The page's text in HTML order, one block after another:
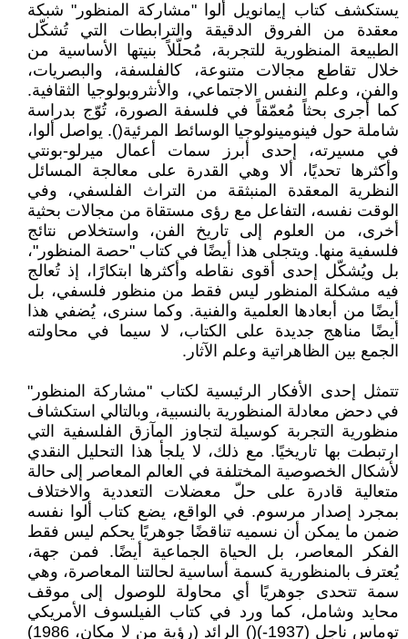
يستكشف كتاب إيمانويل ألوا "مشاركة المنظور" شبكة
معقدة من الفروق الدقيقة والترابطات التي تُشكّل
الطبيعة المنظورية للتجربة، مُحلّلاً بنيتها الأساسية من
خلال تقاطع مجالات متنوعة، كالفلسفة، والبصريات،
والفن، وعلم النفس الاجتماعي، والأنثروبولوجيا الثقافية.
كما أجرى بحثاً مُعمّقاً في فلسفة الصورة، تُوّج بدراسة
شاملة حول فينومينولوجيا الوسائط المرئية(). يواصل ألوا،
في مسيرته، إحدى أبرز سمات أعمال ميرلو-بونتي
وأكثرها تحديًا، ألا وهي القدرة على معالجة المسائل
النظرية المعقدة المنبثقة من التراث الفلسفي، وفي
الوقت نفسه، التفاعل مع رؤى مستقاة من مجالات بحثية
أخرى، من العلوم إلى تاريخ الفن، واستخلاص نتائج
فلسفية منها. ويتجلى هذا أيضًا في كتاب "حصة المنظور"،
بل ويُشكّل إحدى أقوى نقاطه وأكثرها ابتكارًا، إذ تُعالج
فيه مشكلة المنظور ليس فقط من منظور فلسفي، بل
أيضًا من أبعادها العلمية والفنية. وكما سنرى، يُضفي هذا
أيضًا مناهج جديدة على الكتاب، لا سيما في محاولته
الجمع بين الظاهراتية وعلم الآثار.
تتمثل إحدى الأفكار الرئيسية لكتاب "مشاركة المنظور"
في دحض معادلة المنظورية بالنسبية، وبالتالي استكشاف
منظورية التجربة كوسيلة لتجاوز المآزق الفلسفية التي
ارتبطت بها تاريخيًا. مع ذلك، لا يلجأ هذا التحليل النقدي
لأشكال الخصوصية المختلفة في العالم المعاصر إلى حالة
متعالية قادرة على حلّ معضلات التعددية والاختلاف
بمجرد إصدار مرسوم. في الواقع، يضع كتاب ألوا نفسه
ضمن ما يمكن أن نسميه تناقضًا جوهريًا يحكم ليس فقط
الفكر المعاصر، بل الحياة الجماعية أيضًا. فمن جهة،
يُعترف بالمنظورية كسمة أساسية لحالتنا المعاصرة، وهي
سمة تتحدى جوهريًا أي محاولة للوصول إلى موقف
محايد وشامل، كما ورد في كتاب الفيلسوف الأمريكي
توماس ناجل (1937-)() الرائد (رؤية من لا مكان، 1986)